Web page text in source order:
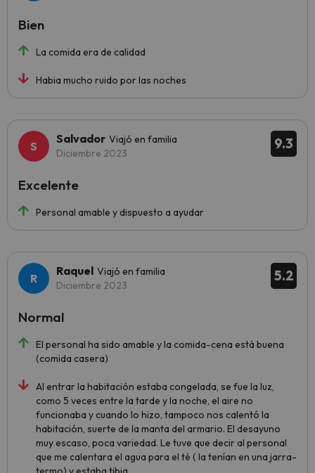
La comida era de calidad
Habia mucho ruido por las noches
Bien
9.3
Salvador Viajó en familia
Diciembre 2023
Personal amable y dispuesto a ayudar
Excelente
5.2
Raquel Viajó en familia
Diciembre 2023
El personal ha sido amable y la comida-cena está buena
(comida casera)
Al entrar la habitación estaba congelada, se fue la luz,
como 5 veces entre la tarde y la noche, el aire no
funcionaba y cuando lo hizo, tampoco nos calentó la
habitación, suerte de la manta del armario. El desayuno
muy escaso, poca variedad. Le tuve que decir al personal
que me calentara el agua para el té ( la tenían en una jarra-
Normal